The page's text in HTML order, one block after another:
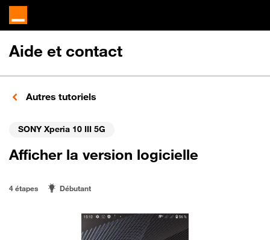
Aide et contact
Autres tutoriels
SONY Xperia 10 III 5G
Afficher la version logicielle
4 étapes Débutant